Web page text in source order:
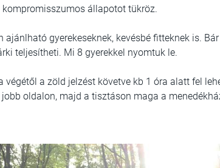
kompromisszumos állapotot tükröz.
ajánlható gyerekeseknek, kevésbé fitteknek is.
teljesítheti. Mi 8 gyerekkel nyomtuk le.
végétől a zöld jelzést követve kb 1 óra alatt fel
oldalon, majd a tisztáson maga a